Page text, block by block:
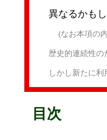
異なるかもし
(なお本項の
歴史的連続性の
しかし新たに
目次